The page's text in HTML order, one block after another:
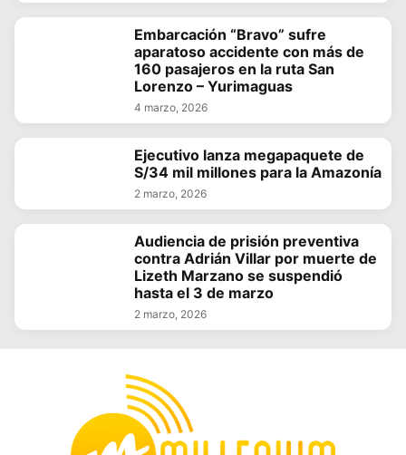
Embarcación “Bravo” sufre
aparatoso accidente con más de
160 pasajeros en la ruta San
Lorenzo – Yurimaguas
4 marzo, 2026
Ejecutivo lanza megapaquete de
S/34 mil millones para la Amazonía
2 marzo, 2026
Audiencia de prisión preventiva
contra Adrián Villar por muerte de
Lizeth Marzano se suspendió
hasta el 3 de marzo
2 marzo, 2026